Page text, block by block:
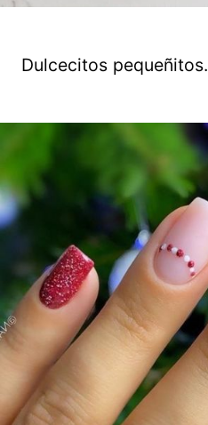
Dulcecitos pequeñitos.